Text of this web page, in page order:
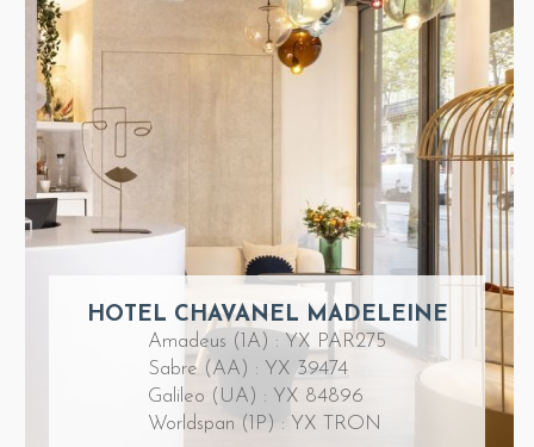
HOTEL CHAVANEL MADELEINE
Amadeus (1A) : YX PAR275
Sabre (AA) : YX 39474
Galileo (UA) : YX 84896
Worldspan (1P) : YX TRON